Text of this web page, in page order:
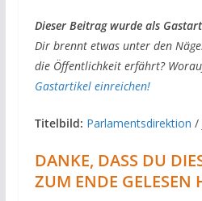
Dieser Beitrag wurde als
Dir brennt etwas unter den
die Öffentlichkeit erfährt?
Gastartikel einreichen!
Titelbild: Parlamentsdirektion /
DANKE, DASS DU
ZUM ENDE GELESEN